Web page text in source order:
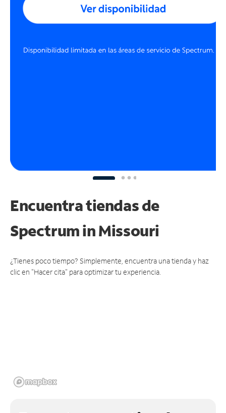
Encuentra tiendas de
Spectrumin Missouri
¿Tienes poco tiempo? Simplemente, encuentra una tienda y haz
clic en "Hacer cita" para optimizar tu experiencia.